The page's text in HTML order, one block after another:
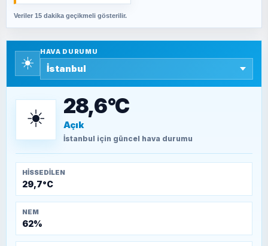
SAVAŞ ŞAHİN
SEYFULLAH ÇİÇEK
TEOMAN ALPASLAN
Kütahya-Eskişehir Muharebeleri (10-24
Veriler 15 dakika geçikmeli gösterilir.
☀️
HAVA DURUMU
☀️ 28,6°C
Açık
İstanbul için güncel hava durumu
HISSEDILEN
29,7°C
NEM
62%